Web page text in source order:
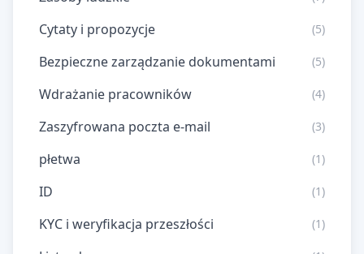
Cytaty i propozycje (5)
Bezpieczne zarządzanie dokumentami (5)
Wdrażanie pracowników (4)
Zaszyfrowana poczta e-mail (3)
płetwa (1)
ID (1)
KYC i weryfikacja przeszłości (1)